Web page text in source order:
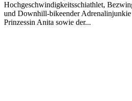
Hochgeschwindigkeitsschiathlet,
und Downhill-bikeender
Prinzessin Anita sowie der...